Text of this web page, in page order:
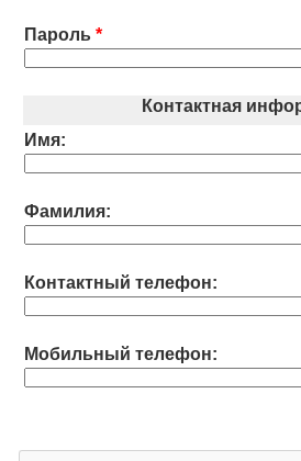
Пароль *
Контактная
Имя:
Фамилия:
Контактный телефон:
Мобильный телефон: